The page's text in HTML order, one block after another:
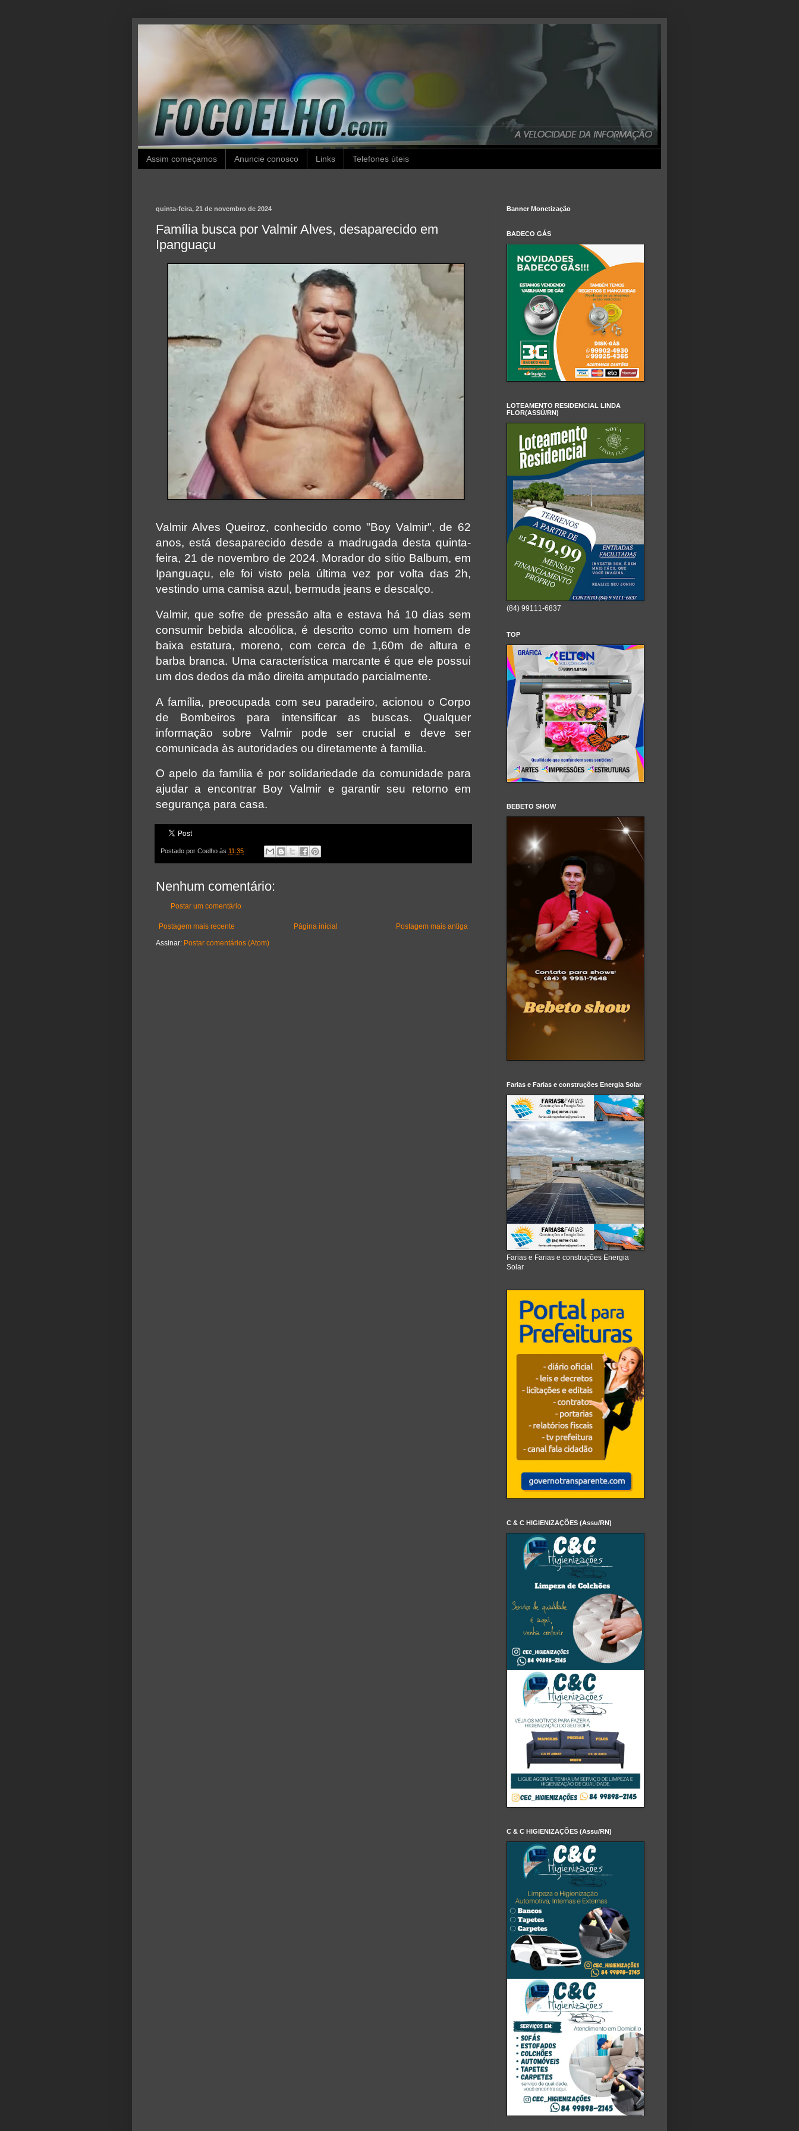
Assim começamos Anuncie conosco Links Telefones úteis
quinta-feira, 21 de novembro de 2024
Família busca por Valmir Alves, desaparecido em
Ipanguaçu
Valmir Alves Queiroz, conhecido como "Boy Valmir", de 62
anos, está desaparecido desde a madrugada desta quinta-
feira, 21 de novembro de 2024. Morador do sítio Balbum, em
Ipanguaçu, ele foi visto pela última vez por volta das 2h,
vestindo uma camisa azul, bermuda jeans e descalço.
Valmir, que sofre de pressão alta e estava há 10 dias sem
consumir bebida alcoólica, é descrito como um homem de
baixa estatura, moreno, com cerca de 1,60m de altura e
barba branca. Uma característica marcante é que ele possui
um dos dedos da mão direita amputado parcialmente.
A família, preocupada com seu paradeiro, acionou o Corpo
de Bombeiros para intensificar as buscas. Qualquer
informação sobre Valmir pode ser crucial e deve ser
comunicada às autoridades ou diretamente à família.
O apelo da família é por solidariedade da comunidade para
ajudar a encontrar Boy Valmir e garantir seu retorno em
segurança para casa.
Postado por Coelho às 11:35
Nenhum comentário:
Postar um comentário
Postagem mais recente Postagem mais antiga
Página inicial
Assinar: Postar comentários (Atom)
Banner Monetização
BADECO GÁS
LOTEAMENTO RESIDENCIAL LINDA
FLOR(ASSÚ/RN)
(84) 99111-6837
TOP
BEBETO SHOW
Farias e Farias e construções Energia Solar
Farias e Farias e construções Energia
Solar
C & C HIGIENIZAÇÕES (Assu/RN)
C & C HIGIENIZAÇÕES (Assu/RN)